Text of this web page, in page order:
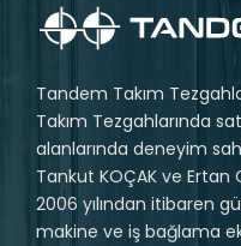
Tandem Takım
Takım Tezgahlarında
alanlarında deneyim
Tankut KOÇAK ve Ertan
2006 yılından itibaren
makine ve iş bağlama